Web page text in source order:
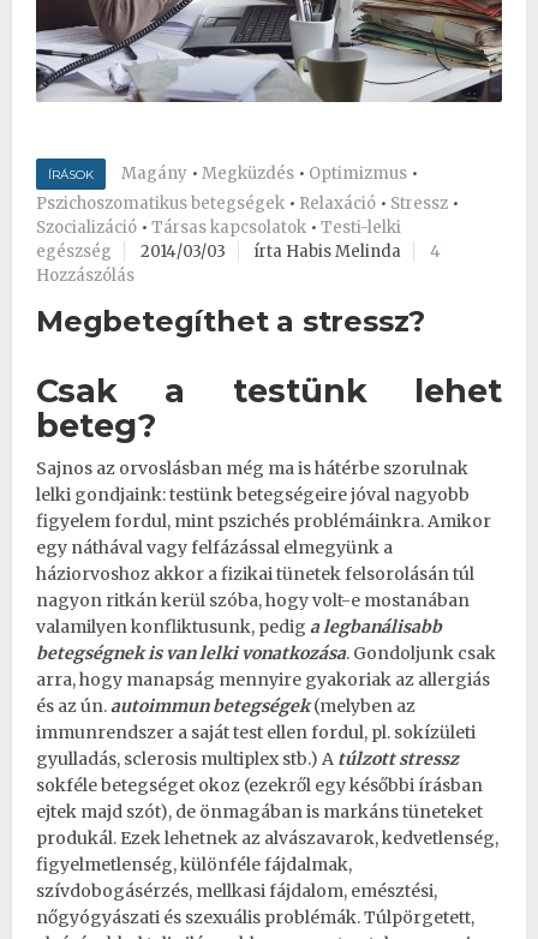
ÍRÁSOK Magány • Megküzdés • Optimizmus •
Pszichoszomatikus betegségek • Relaxáció • Stressz •
Szocializáció • Társas kapcsolatok • Testi-lelki
egészség
2014/03/03 írta Habis Melinda
4
Hozzászólás
Megbetegíthet a stressz?
Csak a testünk lehet
beteg?
Sajnos az orvoslásban még ma is hátérbe szorulnak
lelki gondjaink: testünk betegségeire jóval nagyobb
figyelem fordul, mint pszichés problémáinkra. Amikor
egy náthával vagy felfázással elmegyünk a
háziorvoshoz akkor a fizikai tünetek felsorolásán túl
nagyon ritkán kerül szóba, hogy volt-e mostanában
valamilyen konfliktusunk, pedig a legbanálisabb
betegségnek is van lelki vonatkozása. Gondoljunk csak
arra, hogy manapság mennyire gyakoriak az allergiás
és az ún.autoimmun betegségek(melyben az
immunrendszer a saját test ellen fordul, pl. sokízületi
gyulladás, sclerosis multiplex stb.) A túlzott stressz
sokféle betegséget okoz (ezekről egy későbbi írásban
ejtek majd szót), de önmagában is markáns tüneteket
produkál. Ezek lehetnek az alvászavarok, kedvetlenség,
figyelmetlenség, különféle fájdalmak,
szívdobogásérzés, mellkasi fájdalom, emésztési,
nőgyógyászati és szexuális problémák. Túlpörgetett,